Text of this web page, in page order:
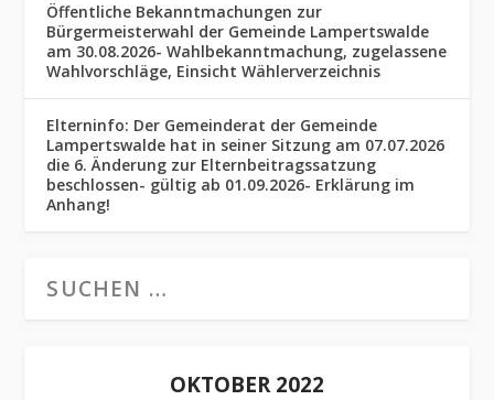
Öffentliche Bekanntmachungen zur
Bürgermeisterwahl der Gemeinde Lampertswalde
am 30.08.2026- Wahlbekanntmachung, zugelassene
Wahlvorschläge, Einsicht Wählerverzeichnis
Elterninfo: Der Gemeinderat der Gemeinde
Lampertswalde hat in seiner Sitzung am 07.07.2026
die 6. Änderung zur Elternbeitragssatzung
beschlossen- gültig ab 01.09.2026- Erklärung im
Anhang!
OKTOBER 2022